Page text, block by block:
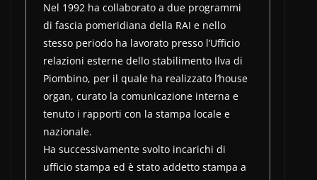
Nel 1992 ha collaborato a due programmi
di fascia pomeridiana della RAI e nello
stesso periodo ha lavorato presso l’Ufficio
relazioni esterne dello stabilimento Ilva di
Piombino, per il quale ha realizzato l’house
organ, curato la comunicazione interna e
tenuto i rapporti con la stampa locale e
nazionale.
Ha successivamente svolto incarichi di
ufficio stampa ed è stato addetto stampa a